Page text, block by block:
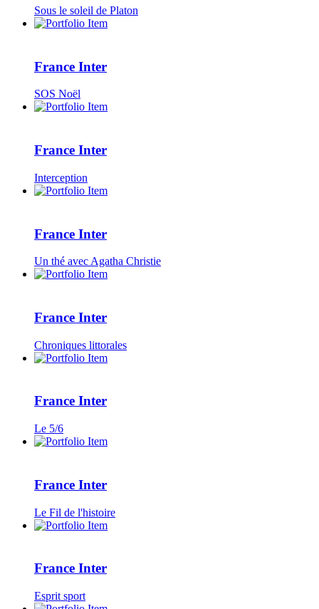
Sous le soleil de Platon
France Inter
SOS Noël
France Inter
Interception
France Inter
Un thé avec Agatha Christie
France Inter
Chroniques littorales
France Inter
Le 5/6
France Inter
Le Fil de l'histoire
France Inter
Esprit sport